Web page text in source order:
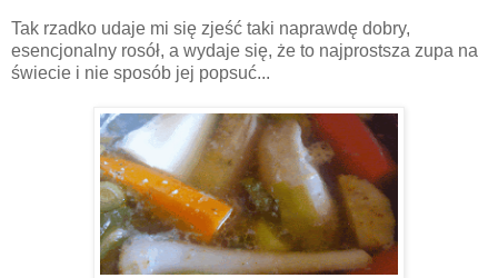
Tak rzadko udaje mi się zjeść taki naprawdę dobry,
esencjonalny rosół, a wydaje się, że to najprostsza zupa na
świecie i nie sposób jej popsuć...